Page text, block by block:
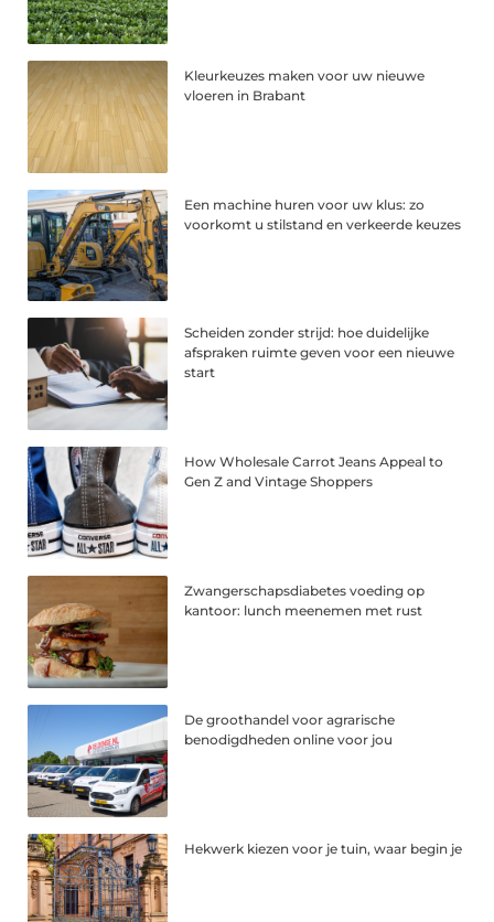
Kleurkeuzes maken voor uw nieuwe
vloeren in Brabant
Een machine huren voor uw klus: zo
voorkomt u stilstand en verkeerde keuzes
Scheiden zonder strijd: hoe duidelijke
afspraken ruimte geven voor een nieuwe
start
How Wholesale Carrot Jeans Appeal to
Gen Z and Vintage Shoppers
Zwangerschapsdiabetes voeding op
kantoor: lunch meenemen met rust
De groothandel voor agrarische
benodigdheden online voor jou
Hekwerk kiezen voor je tuin, waar begin je